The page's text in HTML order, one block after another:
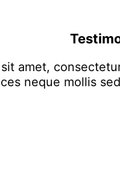
amet,
neque mollis